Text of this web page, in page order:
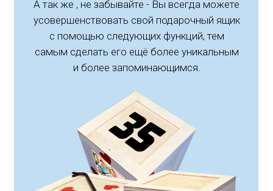
А так же , не забывайте - Вы всегда можете
усовершенствовать свой подарочный ящик
с помощью следующих функций, тем
самым сделать его ещё более уникальным
и более запоминающимся.